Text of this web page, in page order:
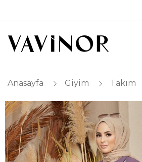
Anasayfa Giyim Takım